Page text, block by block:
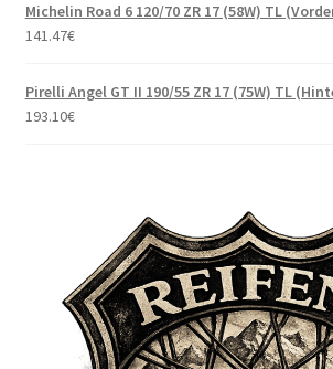
Michelin Road 6 120/70 ZR 17 (58W) TL
141.47€
Pirelli Angel GT II 190/55 ZR 17 (75W) TL
193.10€